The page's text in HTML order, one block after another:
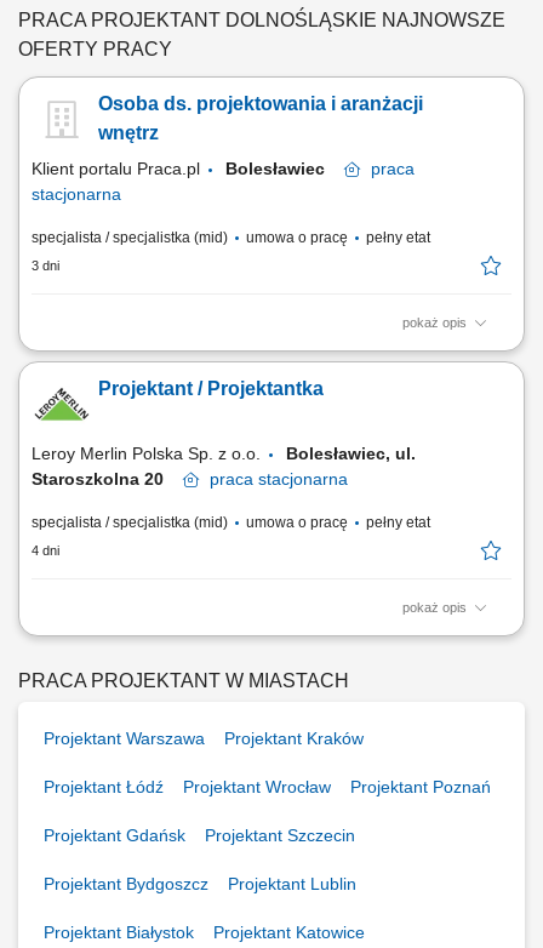
oraz elementów wykonawczych. Tworzenie oprogramowania
sterującego dla sterowników przemysłowych i wizualizacji.
Przeprowadzanie testów oprogramowania i asysta przy...
PRACA PROJEKTANT DOLNOŚLĄSKIE NAJNOWSZE
OFERTY PRACY
Osoba ds. projektowania i aranżacji
wnętrz
Klient portalu Praca.pl Bolesławiec
praca
stacjonarna
specjalista / specjalistka (mid) umowa o pracę pełny etat
3 dni
pokaż opis
przygotowywanie kompleksowych projektów aranżacji wnętrz zgodnie z
wizualizacji projektowych, opracowywanie ofert cenowych i zestawień
produktowych, doradztwo w zakresie funkcjonalnych i estetycznych
Projektant / Projektantka
Leroy Merlin Polska Sp. z o.o.
Bolesławiec, ul.
Staroszkolna 20
praca stacjonarna
specjalista / specjalistka (mid) umowa o pracę pełny etat
4 dni
pokaż opis
Jakie zadania na Ciebie czekają? opracowywanie kompleksowych
indywidualnych potrzeb klienta, uwzględniając parametry techniczne,
PRACA PROJEKTANT W MIASTACH
Projektant Warszawa Projektant Kraków
Projektant Łódź Projektant Wrocław Projektant Poznań
Projektant Gdańsk Projektant Szczecin
Projektant Bydgoszcz Projektant Lublin
Projektant Białystok Projektant Katowice